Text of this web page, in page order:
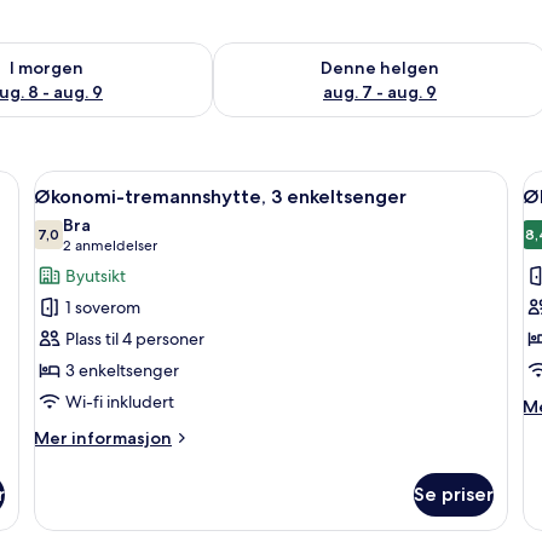
I morgen
8 - aug. 9
for i morgen, aug. 8 - aug. 9
Denne helgen
aug. 7 - aug. 9
Sjekk tilgjengelighet for denne
| Safe på rommet, skrivebord, wi-fi (inkludert) og sengetøy
Åpne
alle
bildene
av
Økonomi-
tremannshytte,
3
enkeltsenger
Økonomi-tremannshytte, 3
7
Økonomi-tremannshytte, 3 enkeltsenger
7,07,0 av 10
Bra
2 anmeldelser
(2
anmeldelser)
Byutsikt
1 soverom
Plass til 4 personer
3 enkeltsenger
Wi-fi inkludert
Mer informasjon
Mer
tremannshytte,
Se priser
1
1